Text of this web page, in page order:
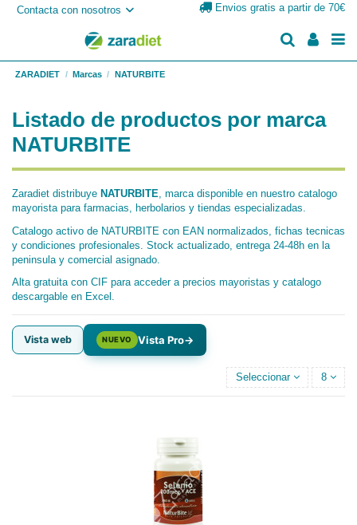
Contacta con nosotros Envios gratis a partir de 70€
ZARADIET Marcas NATURBITE
Listado de productos por marca
NATURBITE
Zaradiet distribuye NATURBITE, marca disponible en nuestro catalogo
mayorista para farmacias, herbolarios y tiendas especializadas.
Catalogo activo de NATURBITE con EAN normalizados, fichas tecnicas
y condiciones profesionales. Stock actualizado, entrega 24-48h en la
peninsula y comercial asignado.
Alta gratuita con CIF para acceder a precios mayoristas y catalogo
descargable en Excel.
Vista web NUEVO Vista Pro→
Seleccionar 8